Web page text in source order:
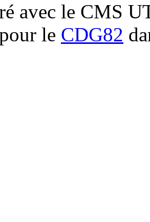
avec le CMS
le CDG82